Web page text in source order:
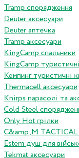
Tramp спорядження
Deuter аксесуари
Deuter аптечка
Tramp аксесуари
KingCamp спальники
KingCamp
Кемпинг туристичні
Thermacell аксесуари
Knirps парасолі та
Cold Steel
Only Hot грілки
C&amp;M
Estem душ для
Tekmat аксесуари